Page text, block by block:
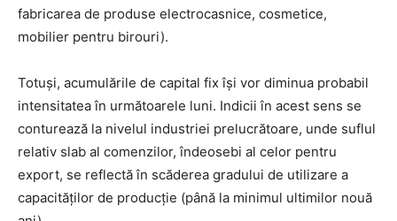
fabricarea de produse electrocasnice, cosmetice,
mobilier pentru birouri).
Totuși, acumulările de capital fix își vor diminua probabil
intensitatea în următoarele luni. Indicii în acest sens se
conturează la nivelul industriei prelucrătoare, unde suflul
relativ slab al comenzilor, îndeosebi al celor pentru
export, se reflectă în scăderea gradului de utilizare a
capacităților de producție (până la minimul ultimilor nouă